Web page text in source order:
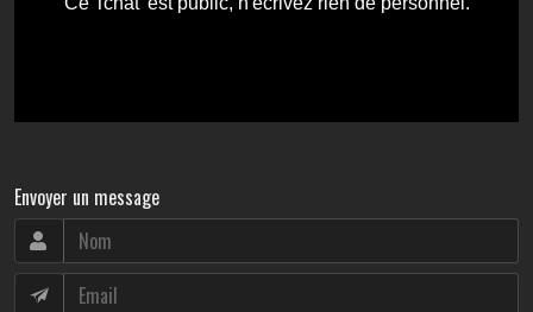
Envoyer un message